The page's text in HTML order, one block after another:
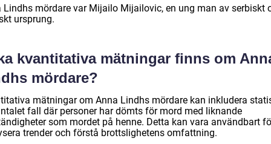
Lindhs mördare var Mijailo Mijailovic, en ung man av serbiskt
ursprung.
kvantitativa mätningar finns om
mördare?
mätningar om Anna Lindhs mördare kan inkludera
fall där personer har dömts för mord med liknande
som mordet på henne. Detta kan vara användbart
trender och förstå brottslighetens omfattning.